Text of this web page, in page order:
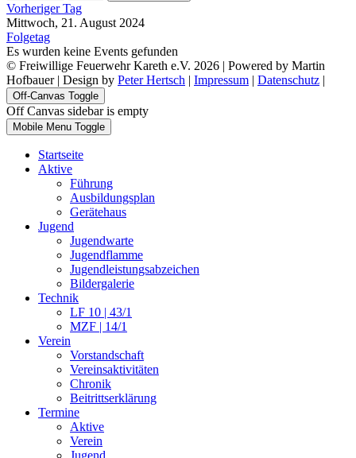
Vorheriger Tag
Mittwoch, 21. August 2024
Folgetag
Es wurden keine Events gefunden
© Freiwillige Feuerwehr Kareth e.V. 2026 | Powered by Martin
Hofbauer | Design by Peter Hertsch | Impressum | Datenschutz |
Off-Canvas Toggle
Off Canvas sidebar is empty
Mobile Menu Toggle
Startseite
Aktive
Führung
Ausbildungsplan
Gerätehaus
Jugend
Jugendwarte
Jugendflamme
Jugendleistungsabzeichen
Bildergalerie
Technik
LF 10 | 43/1
MZF | 14/1
Verein
Vorstandschaft
Vereinsaktivitäten
Chronik
Beitrittserklärung
Termine
Aktive
Verein
Jugend